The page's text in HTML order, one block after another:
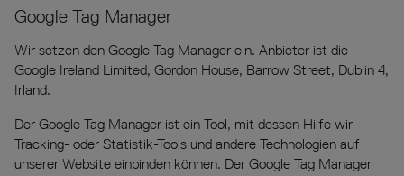
Google Tag Manager
Wir setzen den Google Tag Manager ein. Anbieter ist die
Google Ireland Limited, Gordon House, Barrow Street, Dublin 4,
Irland.
Der Google Tag Manager ist ein Tool, mit dessen Hilfe wir
Tracking- oder Statistik-Tools und andere Technologien auf
unserer Website einbinden können. Der Google Tag Manager